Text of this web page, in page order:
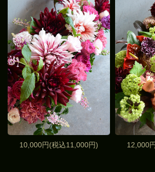
10,000円(税込11,000円) 12,000